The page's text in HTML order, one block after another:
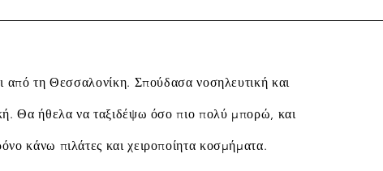
από τη Θεσσαλονίκη. Σπούδασα νοσηλευτική και
Θα ήθελα να ταξιδέψω όσο πιο πολύ μπορώ, και
κάνω πιλάτες και χειροποίητα κοσμήματα.